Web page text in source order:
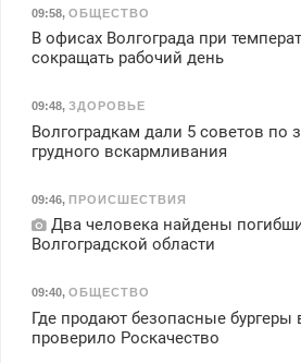
09:58, ОБЩЕСТВО
В офисах Волгограда при
сокращать рабочий день
09:48, ЗДОРОВЬЕ
Волгоградкам дали 5 советов по
грудного вскармливания
09:46, ПРОИСШЕСТВИЯ
Два человека найдены
Волгоградской области
09:40, ОБЩЕСТВО
Где продают безопасные бургеры
проверило Роскачество